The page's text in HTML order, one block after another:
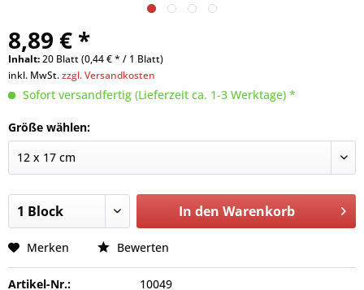
8,89 € *
Inhalt:20 Blatt (0,44 € * / 1 Blatt)
inkl. MwSt.zzgl. Versandkosten
Sofort versandfertig (Lieferzeit ca. 1-3 Werktage) *
Größe wählen:
In den Warenkorb
Merken Bewerten
Artikel-Nr.: 10049